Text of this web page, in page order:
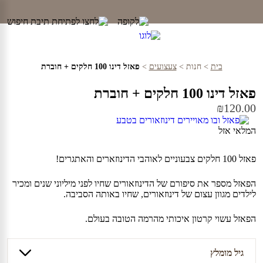
content
בית >חנות >צעצועים > פאזל דינו 100 חלקים + חוברת
פאזל דינו 100 חלקים + חוברת
₪120.00
המלאי אזל
פאזל 100 חלקים צבעוניים לאוהבי הדינוזארים והאתגרים!
הפאזל מספר את סיפורם של הדינוזאורים שחיו לפני מיליוני שנים ומכיר
לילדים מגוון עצום של דינוזאורים, שחיו באותה הסביבה.
הפאזל עשוי קרטון איכותי מהרמה הטובה בעולם.
גיל מומלץ